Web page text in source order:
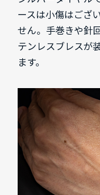
ースは小傷はござ
せん。手巻きや針
テンレスブレスが
ます。